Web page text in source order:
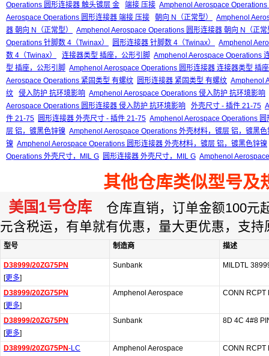
Operations 圆形连接器 触头镀层 金
端接 压接 Amphenol Aerospace Operations
Aerospace Operations 圆形连接器 端接 压接
朝向 N（正常型）
Amphenol
器 朝向 N（正常型）
Amphenol Aerospace Operations 圆形连接器 朝向 N（正常
Operations 针脚数 4（Twinax）
圆形连接器 针脚数 4（Twinax）
Amphenol
数 4（Twinax）
连接器类型 插座，公形引脚 Amphenol Aerospace Operations
型 插座，公形引脚 Amphenol Aerospace Operations 圆形连接器 连接器类型 插
Aerospace Operations 紧固类型 有螺纹 圆形连接器 紧固类型 有螺纹 Amphenol
纹
侵入防护 抗环境影响 Amphenol Aerospace Operations 侵入防护 抗环境影响
Aerospace Operations 圆形连接器 侵入防护 抗环境影响
外壳尺寸 - 插件 21-75
件 21-75 圆形连接器 外壳尺寸 - 插件 21-75 Amphenol Aerospace Operations
层 铝，镀黑色锌镍 Amphenol Aerospace Operations 外壳材料，镀层 铝，镀黑色
镍 Amphenol Aerospace Operations 圆形连接器 外壳材料，镀层 铝，镀黑色锌镍
Operations 外壳尺寸，MIL G 圆形连接器 外壳尺寸，MIL G Amphenol
其他仓库类似型号及
美国1号仓库 仓库直销，订单金额100元
元含税运，有单就有优惠，量大更优惠，支持
型号 制造商 描述
D38999/20ZG75PN
[更多]
Sunbank MILDTL
D38999/20ZG75PN
[更多]
Amphenol Aerospace CONN RCPT
D38999/20ZG75PN
[更多]
Sunbank 8D 4C 4#8
D38999/20ZG75PN-LC
Amphenol Aerospace
CONN RCPT